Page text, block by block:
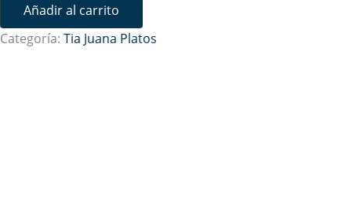
Añadir al carrito
Categoría: Tia Juana Platos